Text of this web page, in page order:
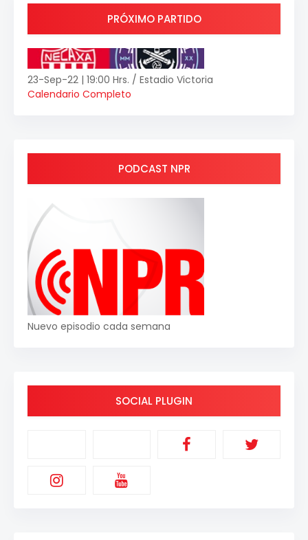
PRÓXIMO PARTIDO
23-Sep-22 | 19:00 Hrs. / Estadio Victoria
Calendario Completo
PODCAST NPR
Nuevo episodio cada semana
SOCIAL PLUGIN